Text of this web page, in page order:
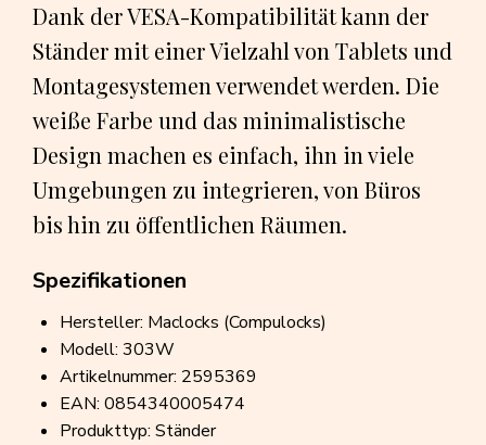
Dank der VESA-Kompatibilität kann der
Ständer mit einer Vielzahl von Tablets und
Montagesystemen verwendet werden. Die
weiße Farbe und das minimalistische
Design machen es einfach, ihn in viele
Umgebungen zu integrieren, von Büros
bis hin zu öffentlichen Räumen.
Spezifikationen
Hersteller: Maclocks (Compulocks)
Modell: 303W
Artikelnummer: 2595369
EAN: 0854340005474
Produkttyp: Ständer